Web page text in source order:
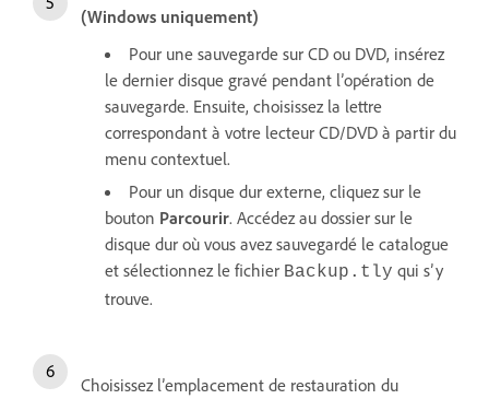
(Windows uniquement)
Pour une sauvegarde sur CD ou DVD, insérez
le dernier disque gravé pendant l’opération de
sauvegarde. Ensuite, choisissez la lettre
correspondant à votre lecteur CD/DVD à partir du
menu contextuel.
Pour un disque dur externe, cliquez sur le
bouton Parcourir. Accédez au dossier sur le
disque dur où vous avez sauvegardé le catalogue
et sélectionnez le fichier Backup.tly qui s’y
trouve.
Choisissez l’emplacement de restauration du